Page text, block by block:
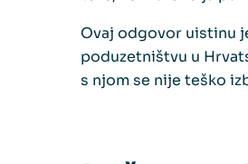
Ovaj odgovor uistinu
poduzetništvu u
s njom se nije teško